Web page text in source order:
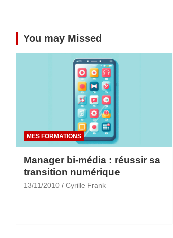
You may Missed
MES FORMATIONS
Manager bi-média : réussir sa
transition numérique
13/11/2010 Cyrille Frank